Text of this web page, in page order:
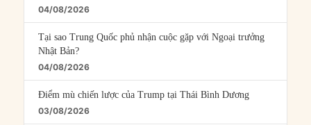
04/08/2026
Tại sao Trung Quốc phủ nhận cuộc gặp với Ngoại trưởng
Nhật Bản?
04/08/2026
Điểm mù chiến lược của Trump tại Thái Bình Dương
03/08/2026